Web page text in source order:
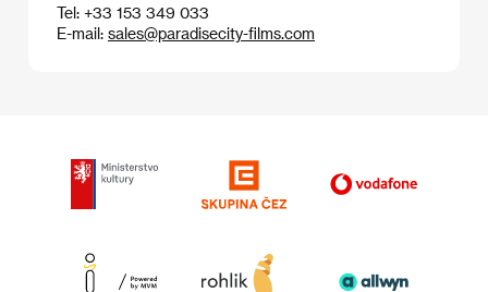
Tel: +33 153 349 033
E-mail: sales@paradisecity-films.com